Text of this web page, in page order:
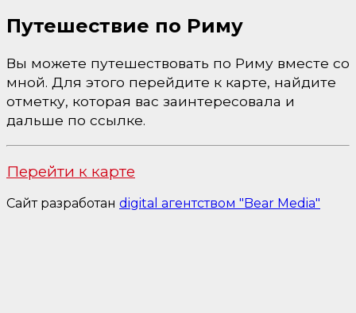
Путешествие по Риму
Вы можете путешествовать по Риму вместе со
мной. Для этого перейдите к карте, найдите
отметку, которая вас заинтересовала и
дальше по ссылке.
Перейти к карте
Сайт разработан digital агентством "Bear Media"